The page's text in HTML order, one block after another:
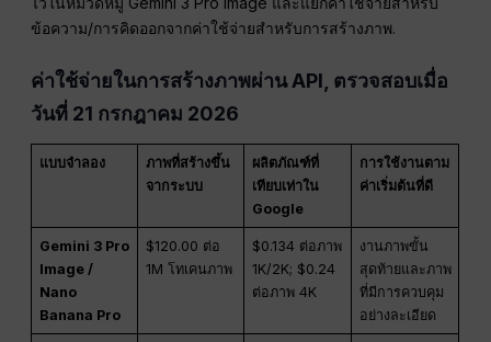
ข้อความ/การคิดออกจากค่าใช้จ่ายสำหรับการสร้างภาพ.
ค่าใช้จ่ายในการสร้างภาพผ่าน API, ตรวจสอบเมื่อ
วันที่ 21 กรกฎาคม 2026
แบบจำลอง
ภาพที่สร้างขึ้น
จากระบบ
ผลิตภัณฑ์ที่
เทียบเท่าใน
Google
การใช้งานตาม
ค่าเริ่มต้นที่ดี
Gemini 3 Pro
Image /
Nano
Banana Pro
$120.00 ต่อ
1M โทเคนภาพ
$0.134 ต่อภาพ
1K/2K; $0.24
ต่อภาพ 4K
งานภาพขั้น
สุดท้ายและภาพ
ที่มีการควบคุม
อย่างละเอียด